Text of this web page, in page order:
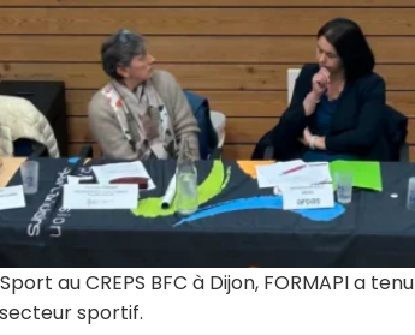
au CREPS BFC à Dijon, FORMAPI a
sportif.